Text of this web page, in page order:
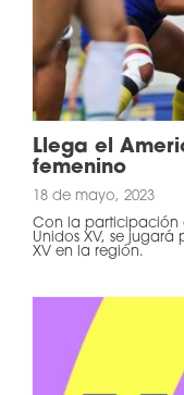
Llega el
femenino
18 de mayo, 2023
Con la participación
Unidos XV, se
XV en la región.